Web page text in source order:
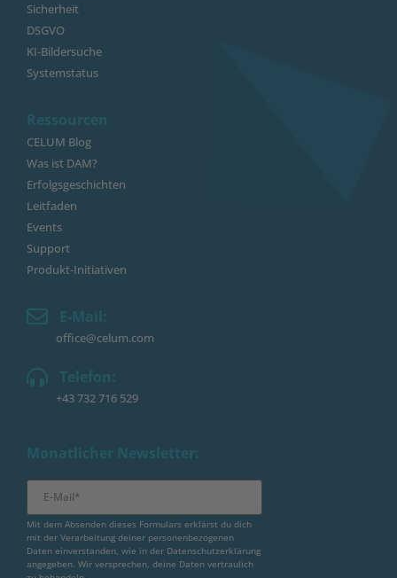
Sicherheit
DSGVO
KI-Bildersuche
Systemstatus
Ressourcen
CELUM Blog
Was ist DAM?
Erfolgsgeschichten
Leitfaden
Events
Support
Produkt-Initiativen
E-Mail:
office@celum.com
Telefon:
+43 732 716 529
Monatlicher Newsletter:
Mit dem Absenden dieses Formulars erklärst du dich
mit der Verarbeitung deiner personenbezogenen
Daten einverstanden, wie in der Datenschutzerklärung
angegeben. Wir versprechen, deine Daten vertraulich